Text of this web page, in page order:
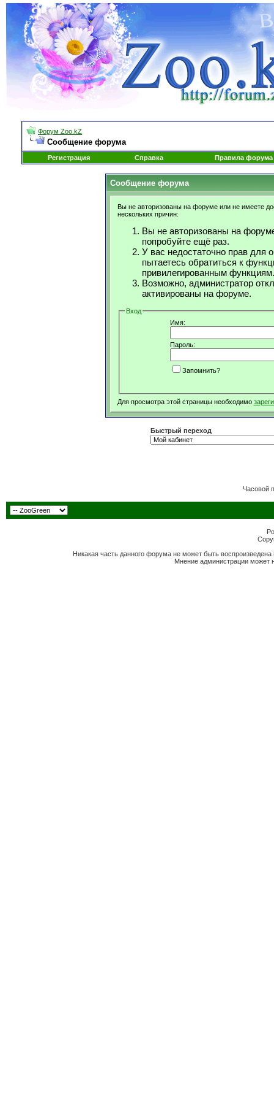
Форум Zoo.kZ
Сообщение форума
Регистрация Справка Правила форума
Сообщение форума
Вы не авторизованы на форуме или не имеете
нескольких причин:
Вы не авторизованы на
попробуйте ещё раз.
У вас недостаточно прав для
пытаетесь обратиться к
привилегированным функциям.
Возможно, администратор
активированы на форуме.
Вход
Имя:
Пароль:
Запомнить?
Для просмотра этой страницы необходимо
Быстрый переход
Часовой
Никакая часть данного форума не может быть
Мнение администрации может